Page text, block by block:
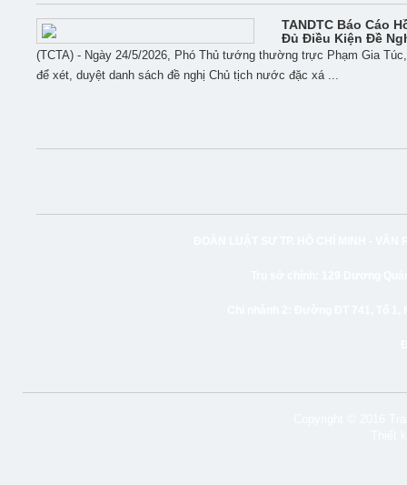
TANDTC Báo Cáo
Đủ Điều Kiện Đề
(TCTA) - Ngày 24/5/2026, Phó Thủ tướng thường trực Phạm Gia
để xét, duyệt danh sách đề nghị Chủ tịch nước đặc xá ...